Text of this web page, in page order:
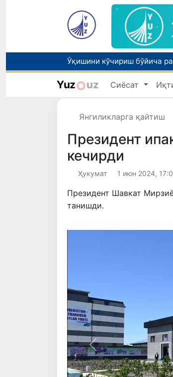
Бозорга чиқариладиган
Yuz uz Сиёсат
Янгиликларга қайтиш
Президент
кечирди
Ҳукумат 1 июн 2024,
Президент Шавкат
танишди.
Олдинги